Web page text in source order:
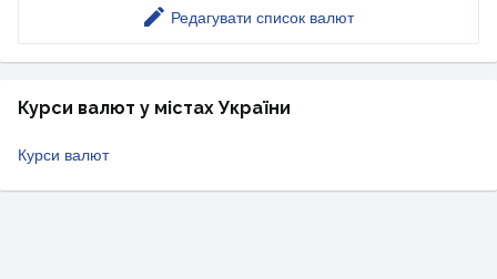
Редагувати список валют
Курси валют у містах України
Курси валют